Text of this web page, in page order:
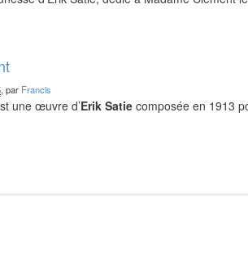
, par Francis
une œuvre d’Erik Satie composée en 1913